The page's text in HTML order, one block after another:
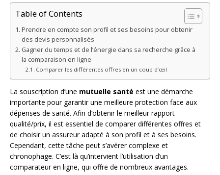
Table of Contents
Prendre en compte son profil et ses besoins pour obtenir
des devis personnalisés
Gagner du temps et de l’énergie dans sa recherche grâce à
la comparaison en ligne
Comparer les différentes offres en un coup d’œil
La souscription d’une mutuelle santé est une démarche
importante pour garantir une meilleure protection face aux
dépenses de santé. Afin d’obtenir le meilleur rapport
qualité/prix, il est essentiel de comparer différentes offres et
de choisir un assureur adapté à son profil et à ses besoins.
Cependant, cette tâche peut s’avérer complexe et
chronophage. C’est là qu’intervient l’utilisation d’un
comparateur en ligne, qui offre de nombreux avantages.